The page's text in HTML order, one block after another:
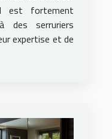
est fortement
des serruriers
expertise et de